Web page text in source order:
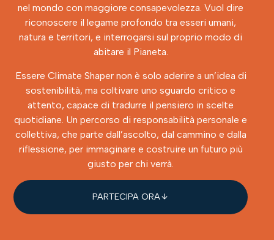
nel mondo con maggiore consapevolezza. Vuol dire
riconoscere il legame profondo tra esseri umani,
natura e territori, e interrogarsi sul proprio modo di
abitare il Pianeta.
Essere Climate Shaper non è solo aderire a un’idea di
sostenibilità, ma coltivare uno sguardo critico e
attento, capace di tradurre il pensiero in scelte
quotidiane. Un percorso di responsabilità personale e
collettiva, che parte dall’ascolto, dal cammino e dalla
riflessione, per immaginare e costruire un futuro più
giusto per chi verrà.
PARTECIPA ORA